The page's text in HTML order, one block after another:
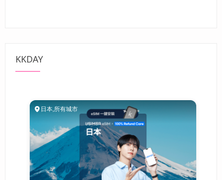
KKDAY